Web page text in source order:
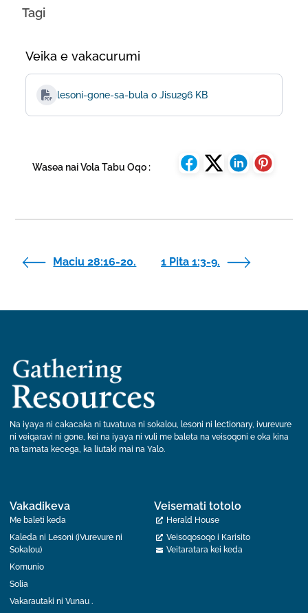
Tagi
Veika e vakacurumi
lesoni-gone-sa-bula o Jisu296 KB
Wasea nai Vola Tabu Oqo :
Maciu 28:16-20. 1 Pita 1:3-9.
Na iyaya ni cakacaka ni tuvatuva ni sokalou, lesoni ni lectionary, ivurevure
ni veiqaravi ni gone, kei na iyaya ni vuli me baleta na veisoqoni e oka kina
na tamata kecega, ka liutaki mai na Yalo.
Vakadikeva
Me baleti keda
Kaleda ni Lesoni (iVurevure ni
Sokalou)
Komunio
Solia
Vakarautaki ni Vunau .
Veisemati totolo
Herald House
Veisoqosoqo i Karisito
Veitaratara kei keda